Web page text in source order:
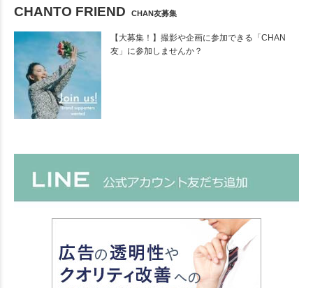
CHANTO FRIEND CHAN友募集
【大募集！】撮影や企画に参加できる「CHAN
友」に参加しませんか？